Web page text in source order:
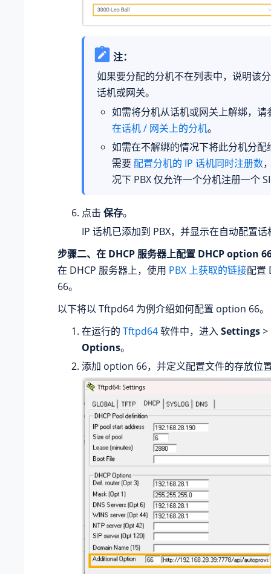
注：
如果要分配的分机不在列表中，说明该
话机或网关。
如需将分机从话机或网关上解绑，
在话机 / 网关上的分机。
如需在不解绑的情况下将此分机分配
需要 配置分机的 IP 话机同时注册数
况下 PBX 仅允许一个分机注册一个
点击 保存。
IP 话机已添加到 PBX，并显示在自动配置
步骤二、在 DHCP 服务器上配置 DHCP option
在 DHCP 服务器上，使用 PBX 上获取的链接配置
66。
以下将以 Tftpd64 为例介绍如何配置 option 66。
在运行的 Tftpd64软件中，进入Settings>
Options。
添加 option 66，并定义配置文件的存放位